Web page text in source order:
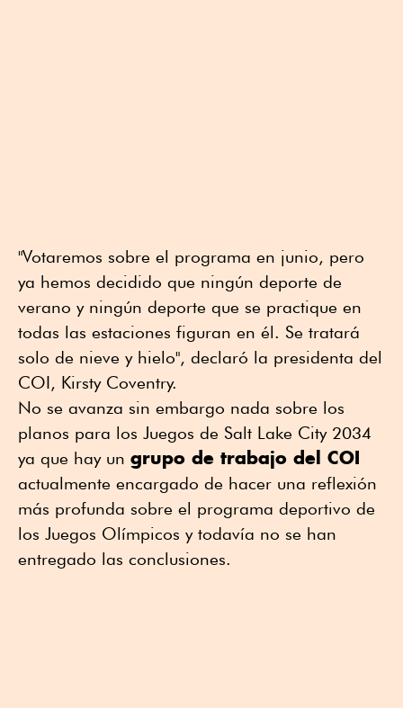
"Votaremos sobre el programa en junio, pero
ya hemos decidido que ningún deporte de
verano y ningún deporte que se practique en
todas las estaciones figuran en él. Se tratará
solo de nieve y hielo", declaró la presidenta del
COI, Kirsty Coventry.
No se avanza sin embargo nada sobre los
planos para los Juegos de Salt Lake City 2034
ya que hay un grupo de trabajo del COI
actualmente encargado de hacer una reflexión
más profunda sobre el programa deportivo de
los Juegos Olímpicos y todavía no se han
entregado las conclusiones.